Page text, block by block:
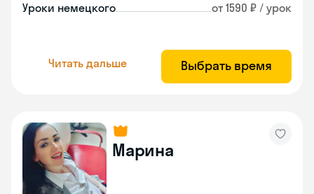
Уроки немецкого от 1590 ₽ / урок
Читать дальше Выбрать время
Марина